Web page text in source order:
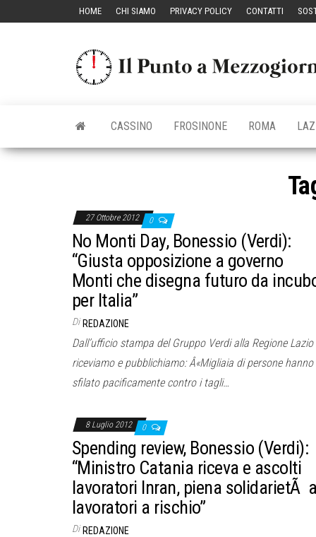
HOME CHI SIAMO PRIVACY POLICY CONTATTI
CASSINO FROSINONE ROMA
27 Ottobre 2012 0
No Monti Day, Bonessio (Verdi):
“Giusta opposizione a governo
Monti che disegna futuro da
per Italia”
Di REDAZIONE
Dall’ufficio stampa del Gruppo Verdi alla Regione Lazio
riceviamo e pubblichiamo: Â«Migliaia di persone hanno
sfilato pacificamente contro i tagli…
8 Luglio 2012 0
Spending review, Bonessio (Verdi):
“Ministro Catania riceva e ascolti
lavoratori Inran, piena solidarietÃ
lavoratori a rischio”
Di REDAZIONE